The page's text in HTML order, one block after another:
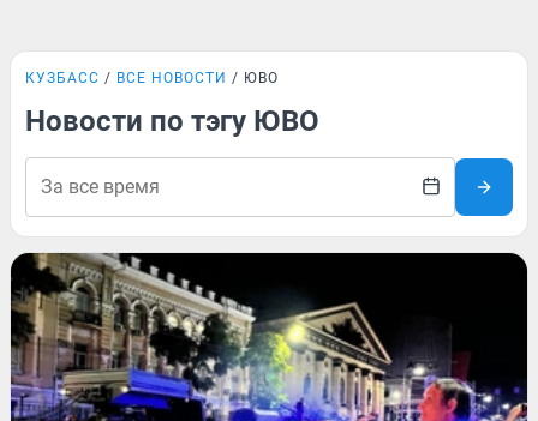
КУЗБАСС ВСЕ НОВОСТИ ЮВО
Новости по тэгу ЮВО